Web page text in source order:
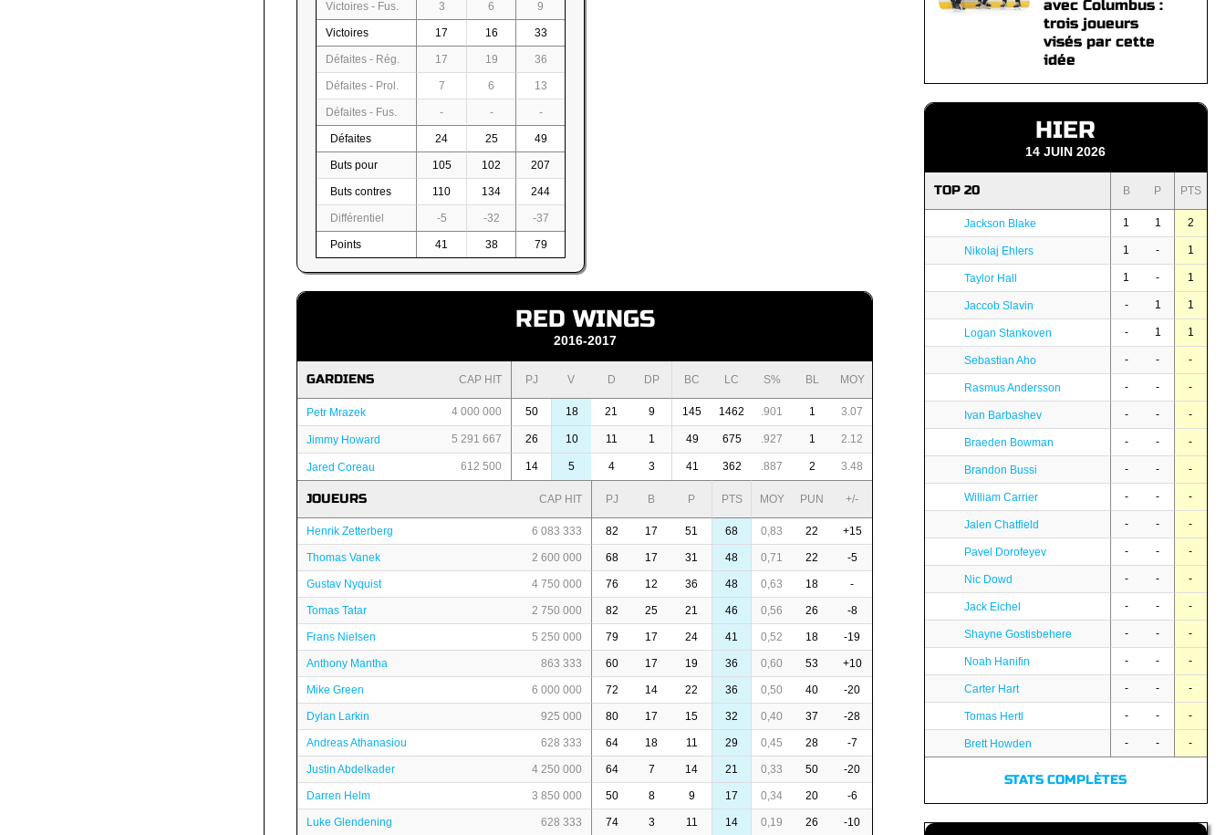
Victoires - Fus. 3 6 9
Victoires 17 16 33
Défaites - Rég. 17 19 36
Défaites - Prol. 7 6 13
Défaites - Fus. - - -
Défaites 24 25 49
Buts pour 105 102 207
Buts contres 110 134 244
Différentiel -5 -32 -37
Points 41 38 79
RED WINGS
2016-2017
GARDIENS CAP HIT PJ V D DP BC LC S% BL MOY
Petr Mrazek 4 000 000 50 18 21 9 145 1462 .901 1 3.07
Jimmy Howard 5 291 667 26 10 11 1 49 675 .927 1 2.12
Jared Coreau 612 500 14 5 4 3 41 362 .887 2 3.48
JOUEURS CAP HIT PJ B P PTS MOY PUN +/-
Henrik Zetterberg 6 083 333 82 17 51 68 0,83 22 +15
Thomas Vanek 2 600 000 68 17 31 48 0,71 22 -5
Gustav Nyquist 4 750 000 76 12 36 48 0,63 18 -
Tomas Tatar 2 750 000 82 25 21 46 0,56 26 -8
Frans Nielsen 5 250 000 79 17 24 41 0,52 18 -19
Anthony Mantha 863 333 60 17 19 36 0,60 53 +10
Mike Green 6 000 000 72 14 22 36 0,50 40 -20
Dylan Larkin 925 000 80 17 15 32 0,40 37 -28
Andreas Athanasiou 628 333 64 18 11 29 0,45 28 -7
Justin Abdelkader 4 250 000 64 7 14 21 0,33 50 -20
Darren Helm 3 850 000 50 8 9 17 0,34 20 -6
Luke Glendening 628 333 74 3 11 14 0,19 26 -10
avec Columbus :
trois joueurs
visés par cette
idée
HIER
14 JUIN 2026
TOP 20 B P PTS
Jackson Blake 1 1 2
Nikolaj Ehlers 1 - 1
Taylor Hall 1 - 1
Jaccob Slavin - 1 1
Logan Stankoven - 1 1
Sebastian Aho - - -
Rasmus Andersson - - -
Ivan Barbashev - - -
Braeden Bowman - - -
Brandon Bussi - - -
William Carrier - - -
Jalen Chatfield - - -
Pavel Dorofeyev - - -
Nic Dowd - - -
Jack Eichel - - -
Shayne Gostisbehere - - -
Noah Hanifin - - -
Carter Hart - - -
Tomas Hertl - - -
Brett Howden - - -
STATS COMPLÈTES